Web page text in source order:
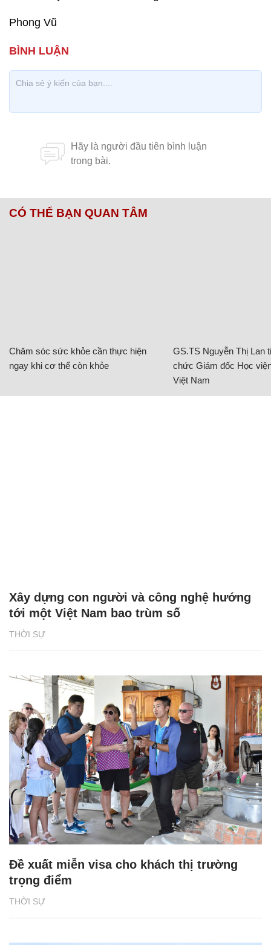
Phong Vũ
CÓ THỂ BẠN QUAN TÂM
Chăm sóc sức khỏe cần thực hiện
ngay khi cơ thể còn khỏe
GS.TS Nguyễn Thị Lan
chức Giám đốc Học
Việt Nam
THỜI SỰ
Xây dựng con người và công nghệ hướng
tới một Việt Nam bao trùm số
THỜI SỰ
Đề xuất miễn visa cho khách thị trường
trọng điểm